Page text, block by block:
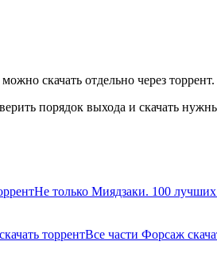
скачать отдельно через торрент.
порядок выхода и скачать
Не только Миядзаки. 100
торрентВсе части Форсаж